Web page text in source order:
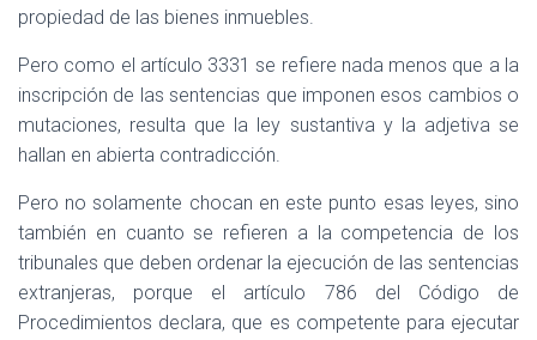
propiedad de las bienes inmuebles.
Pero como el artículo 3331 se refiere nada menos que a la
inscripción de las sentencias que imponen esos cambios o
mutaciones, resulta que la ley sustantiva y la adjetiva se
hallan en abierta contradicción.
Pero no solamente chocan en este punto esas leyes, sino
también en cuanto se refieren a la competencia de los
tribunales que deben ordenar la ejecución de las sentencias
extranjeras, porque el artículo 786 del Código de
Procedimientos declara, que es competente para ejecutar